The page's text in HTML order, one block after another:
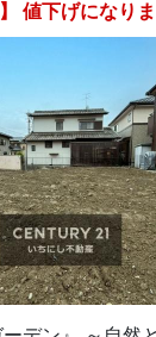
値下げになり